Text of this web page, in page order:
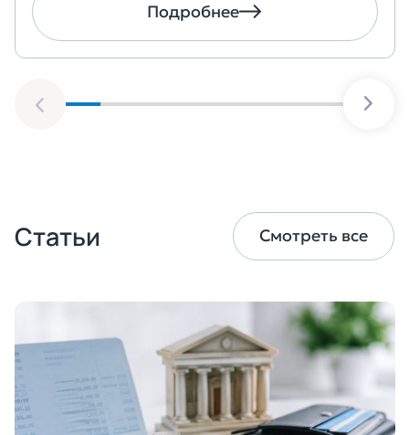
Подробнее
Статьи Смотреть все